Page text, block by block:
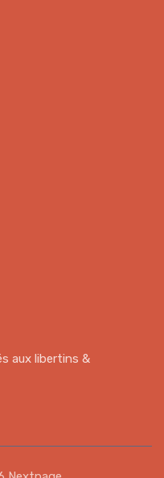
aux libertins &